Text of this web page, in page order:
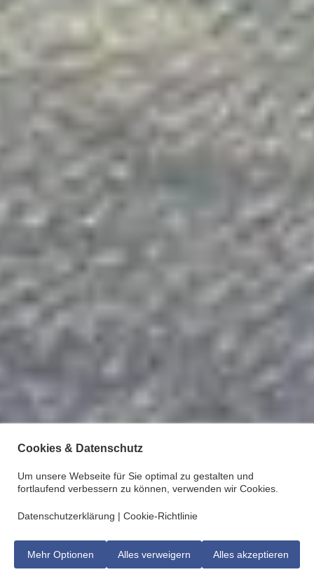
Cookies & Datenschutz
Um unsere Webseite für Sie optimal zu gestalten und
fortlaufend verbessern zu können, verwenden wir Cookies.
Datenschutzerklärung | Cookie-Richtlinie
Mehr Optionen Alles verweigern Alles akzeptieren